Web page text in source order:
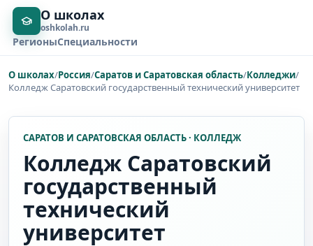
О школах
oshkolah.ru
РегионыСпециальности
О школах/Россия/Саратов и Саратовская область/Колледжи/
Колледж Саратовский государственный технический университет
САРАТОВ И САРАТОВСКАЯ ОБЛАСТЬ · КОЛЛЕДЖ
Колледж Саратовский
государственный
технический
университет